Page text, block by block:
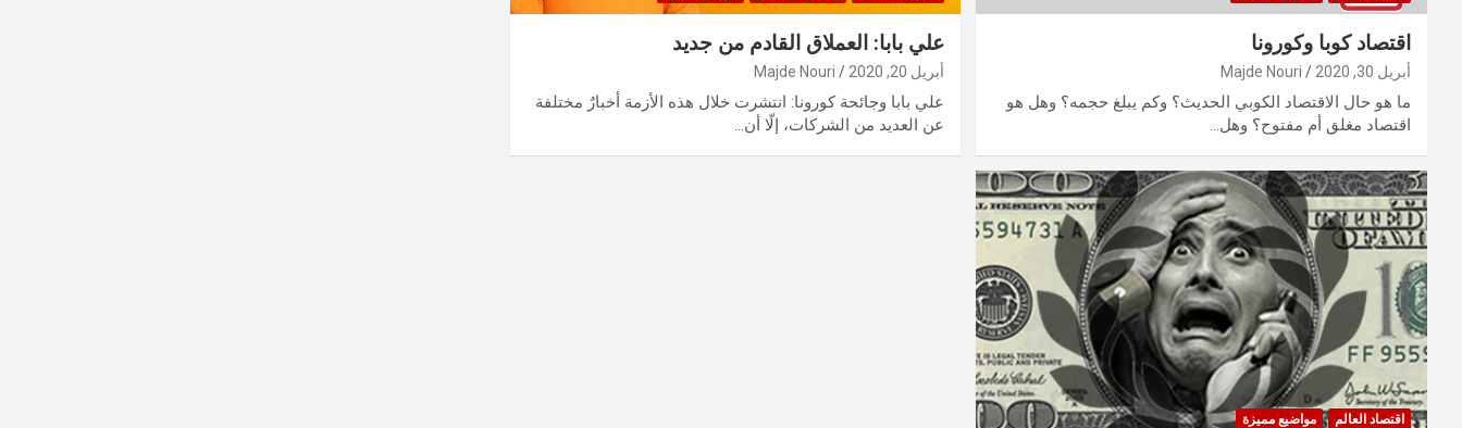
اقتصاد كوبا وكورونا
أبريل 30, 2020 Majde Nouri
ما هو حال الاقتصاد الكوبي الحديث؟ وكم يبلغ حجمه؟ وهل هو
اقتصاد مغلق أم مفتوح؟ وهل…
علي بابا: العملاق القادم من جديد
أبريل 20, 2020 Majde Nouri
علي بابا وجائحة كورونا: انتشرت خلال هذه الأزمة أخبارٌ مختلفة
عن العديد من الشركات، إلّا أن…
اقتصاد العالم مواضيع مميزة